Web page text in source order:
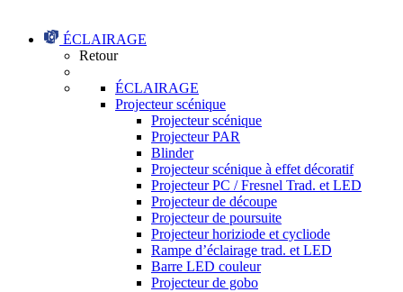
ÉCLAIRAGE
Retour
ÉCLAIRAGE
Projecteur scénique
Projecteur scénique
Projecteur PAR
Blinder
Projecteur scénique à effet décoratif
Projecteur PC / Fresnel Trad. et LED
Projecteur de découpe
Projecteur de poursuite
Projecteur horiziode et cycliode
Rampe d’éclairage trad. et LED
Barre LED couleur
Projecteur de gobo